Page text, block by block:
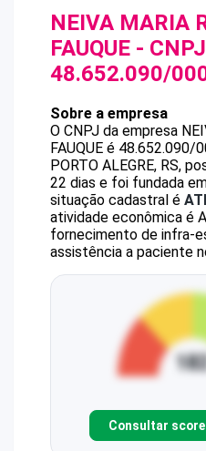
NEIVA MARIA
FAUQUE - CNPJ
48.652.090/
Sobre a empresa
O CNPJ da empresa
FAUQUE é 48.652.090/
PORTO ALEGRE, RS,
22 dias e foi fundada
situação cadastral é
atividade econômica é
fornecimento de infra-
assistência a paciente
Consultar